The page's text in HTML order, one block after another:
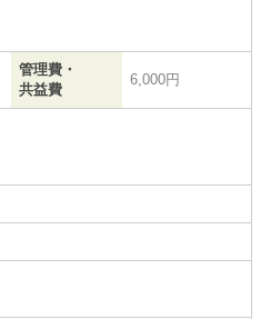
管理費・
共益費
6,000円